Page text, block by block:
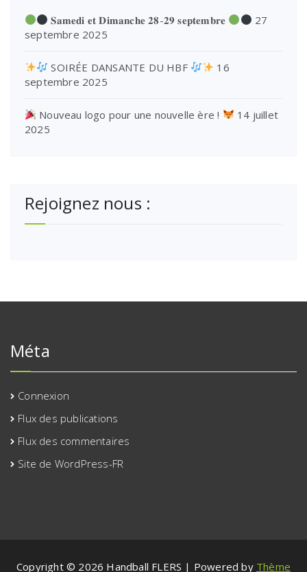
𝐒𝐚𝐦𝐞𝐝𝐢 𝐞𝐭 𝐃𝐢𝐦𝐚𝐧𝐜𝐡𝐞 𝟐𝟖-𝟐𝟗 𝐬𝐞𝐩𝐭𝐞𝐦𝐛𝐫𝐞
27
septembre 2025
SOIRÉE DANSANTE DU HBF
16
septembre 2025
Nouveau logo pour une nouvelle ère !
14 juillet
2025
Rejoignez nous :
Méta
Connexion
Flux des publications
Flux des commentaires
Site de WordPress-FR
Copyright © 2026 Handball FLERS | Powered by Thème